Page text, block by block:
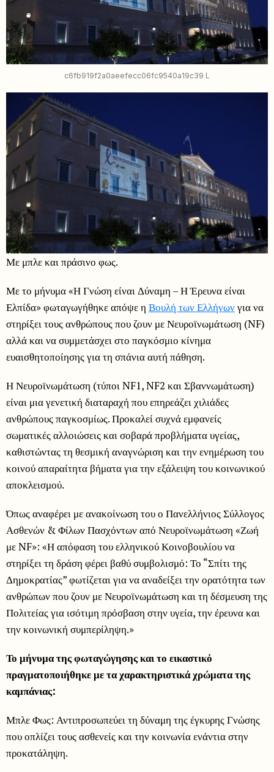
c6fb919f2a0aeefecc06fc9540a19c39 L
Με μπλε και πράσινο φως.
Με το μήνυμα «Η Γνώση είναι Δύναμη – Η Έρευνα είναι
Ελπίδα» φωταγωγήθηκε απόψε η Βουλή των Ελλήνωνγια να
στηρίξει τους ανθρώπους που ζουν με Νευροϊνωμάτωση (NF)
αλλά και να συμμετάσχει στο παγκόσμιο κίνημα
ευαισθητοποίησης για τη σπάνια αυτή πάθηση.
Η Νευροϊνωμάτωση (τύποι NF1, NF2 και Σβαννωμάτωση)
είναι μια γενετική διαταραχή που επηρεάζει χιλιάδες
ανθρώπους παγκοσμίως. Προκαλεί συχνά εμφανείς
σωματικές αλλοιώσεις και σοβαρά προβλήματα υγείας,
καθιστώντας τη θεσμική αναγνώριση και την ενημέρωση του
κοινού απαραίτητα βήματα για την εξάλειψη του κοινωνικού
αποκλεισμού.
Όπως αναφέρει με ανακοίνωση του ο Πανελλήνιος Σύλλογος
Ασθενών & Φίλων Πασχόντων από Νευροϊνωμάτωση «Ζωή
με NF»: «Η απόφαση του ελληνικού Κοινοβουλίου να
στηρίξει τη δράση φέρει βαθύ συμβολισμό: Το “Σπίτι της
Δημοκρατίας” φωτίζεται για να αναδείξει την ορατότητα των
ανθρώπων που ζουν με Νευροϊνωμάτωση και τη δέσμευση της
Πολιτείας για ισότιμη πρόσβαση στην υγεία, την έρευνα και
την κοινωνική συμπερίληψη.»
Το μήνυμα της φωταγώγησης και το εικαστικό
πραγματοποιήθηκε με τα χαρακτηριστικά χρώματα της
καμπάνιας:
Μπλε Φως: Αντιπροσωπεύει τη δύναμη της έγκυρης Γνώσης
που οπλίζει τους ασθενείς και την κοινωνία ενάντια στην
προκατάληψη.